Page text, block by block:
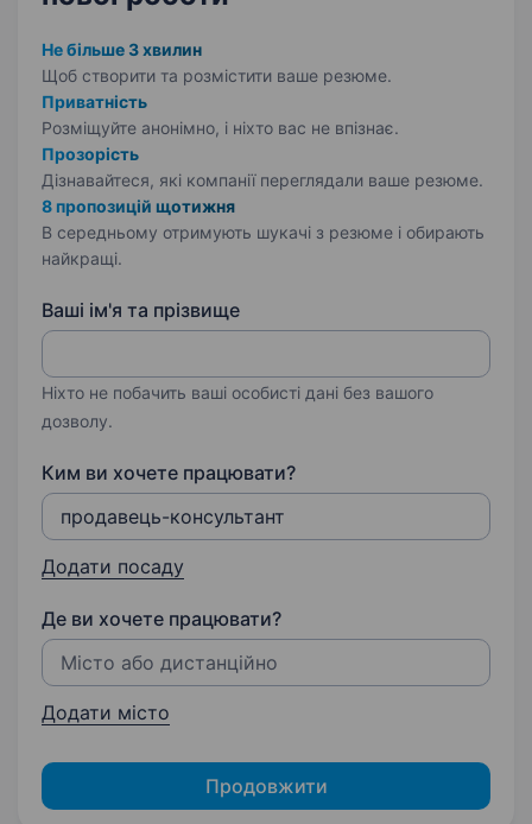
Не більше 3 хвилин
Щоб створити та розмістити ваше резюме.
Приватність
Розміщуйте анонімно, і ніхто вас не впізнає.
Прозорість
Дізнавайтеся, які компанії переглядали ваше резюме.
8 пропозицій щотижня
В середньому отримують шукачі з резюме і обирають
найкращі.
Ваші ім'я та прізвище
Ніхто не побачить ваші особисті дані без вашого
дозволу.
Ким ви хочете працювати?
Додати посаду
Де ви хочете працювати?
Додати місто
Продовжити